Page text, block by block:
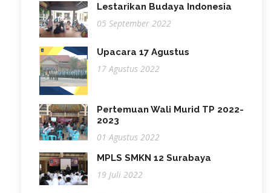
Lestarikan Budaya Indonesia
05 September 2022
Upacara 17 Agustus
17 Agustus 2022
Pertemuan Wali Murid TP 2022-
2023
01 Agustus 2022
MPLS SMKN 12 Surabaya
19 Juli 2022